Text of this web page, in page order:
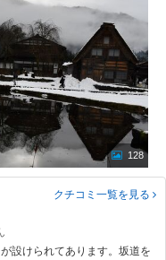
128
クチコミ一覧を見る
設けられてあります。坂道を